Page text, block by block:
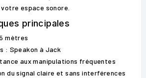
espace sonore.
principales
mètres
: Speakon à Jack
aux manipulations fréquentes
du signal claire et sans interférences